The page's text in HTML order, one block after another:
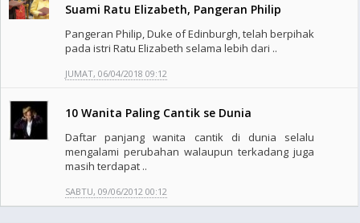
Suami Ratu Elizabeth, Pangeran Philip
Pangeran Philip, Duke of Edinburgh, telah berpihak
pada istri Ratu Elizabeth selama lebih dari ..
JUMAT, 06/04/2018 09:12
10 Wanita Paling Cantik se Dunia
Daftar panjang wanita cantik di dunia selalu
mengalami perubahan walaupun terkadang juga
masih terdapat ..
SABTU, 09/06/2012 00:12